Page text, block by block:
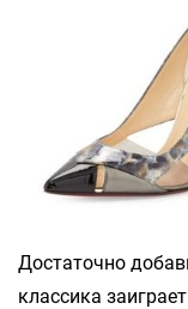
Достаточно
классика